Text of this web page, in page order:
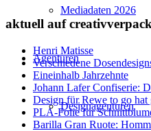
Mediadaten 2026
Agenturen
Designagenturen
aktuell auf
Henri Matisse
Verschiedene
Eineinhalb Jahrzehnte
Johann Lafer Confiserie:
Design für Rewe to go hat
PLA-Folie für
Barilla Gran Ruote: